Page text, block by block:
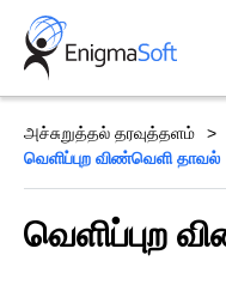
Skip
content
அச்சுறுத்தல் தரவுத்தளம்
வெளிப்புற விண்வெளி தாவல்
வெளிப்புற